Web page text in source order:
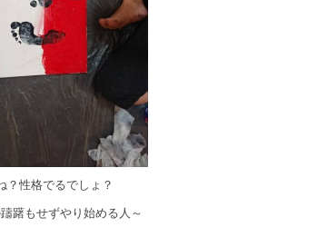
？性格でるでしょ？
躇もせずやり始める人～